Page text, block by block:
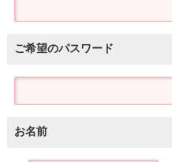
ご希望のパスワード
お名前